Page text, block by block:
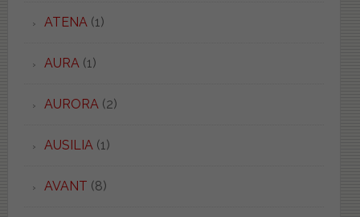
ATENA(1)
AURA(1)
AURORA(2)
AUSILIA(1)
AVANT (8)